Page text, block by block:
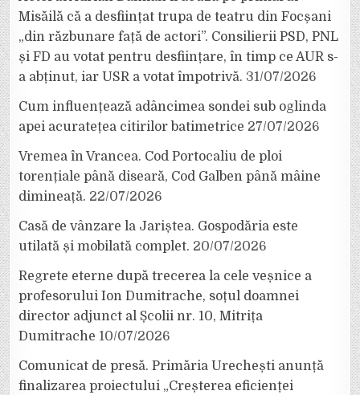
Misăilă că a desființat trupa de teatru din Focșani
„din răzbunare față de actori”. Consilierii PSD, PNL
și FD au votat pentru desființare, în timp ce AUR s-
a abținut, iar USR a votat împotrivă. 31/07/2026
Cum influențează adâncimea sondei sub oglinda
apei acuratețea citirilor batimetrice 27/07/2026
Vremea în Vrancea. Cod Portocaliu de ploi
torențiale până diseară, Cod Galben până mâine
dimineață. 22/07/2026
Casă de vânzare la Jariștea. Gospodăria este
utilată și mobilată complet. 20/07/2026
Regrete eterne după trecerea la cele veșnice a
profesorului Ion Dumitrache, soțul doamnei
director adjunct al Școlii nr. 10, Mitrița
Dumitrache 10/07/2026
Comunicat de presă. Primăria Urechești anunță
finalizarea proiectului „Creșterea eficienței